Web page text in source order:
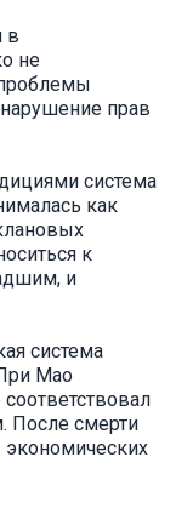
в
не
прав
система
как
к
и
система
Мао
После смерти
экономических